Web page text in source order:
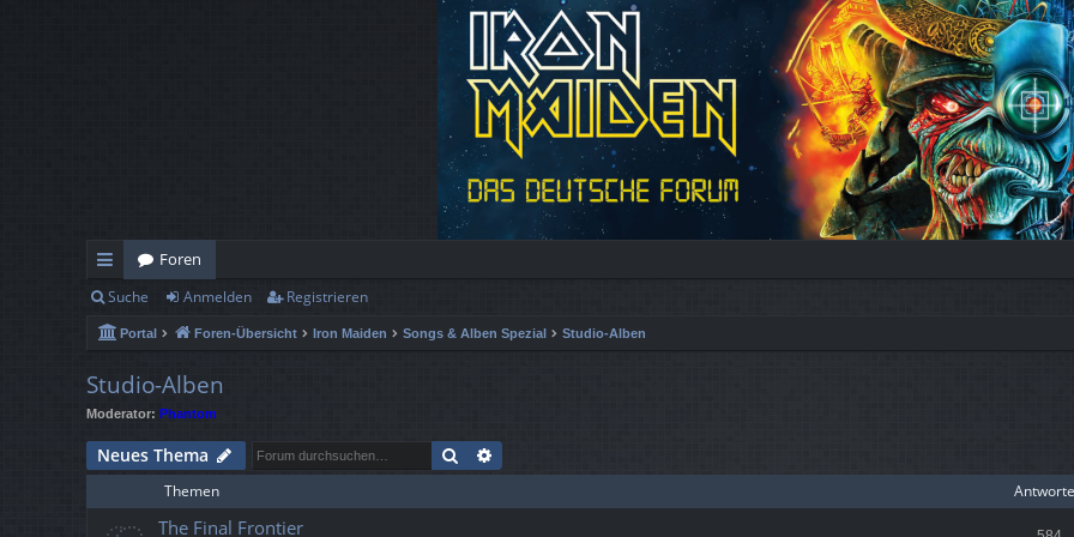
ch
ne
llz
ug
rif
Foren
Suche Anmelden Registrieren
Portal Foren-Übersicht Iron Maiden Songs & Alben Spezial Studio-Alben
Studio-Alben
Moderator: Phantom
Neues Thema Suche
Themen
The Final Frontier